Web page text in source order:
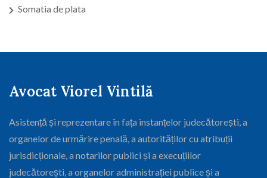
Somatia de plata
Avocat Viorel Vintilă
Asistență și reprezentare în fața instanțelor judecătorești, a
organelor de urmărire penală, a autorităților cu atribuții
jurisdicționale, a notarilor publici și a execuțiilor
judecătorești, a organelor administrației publice și a